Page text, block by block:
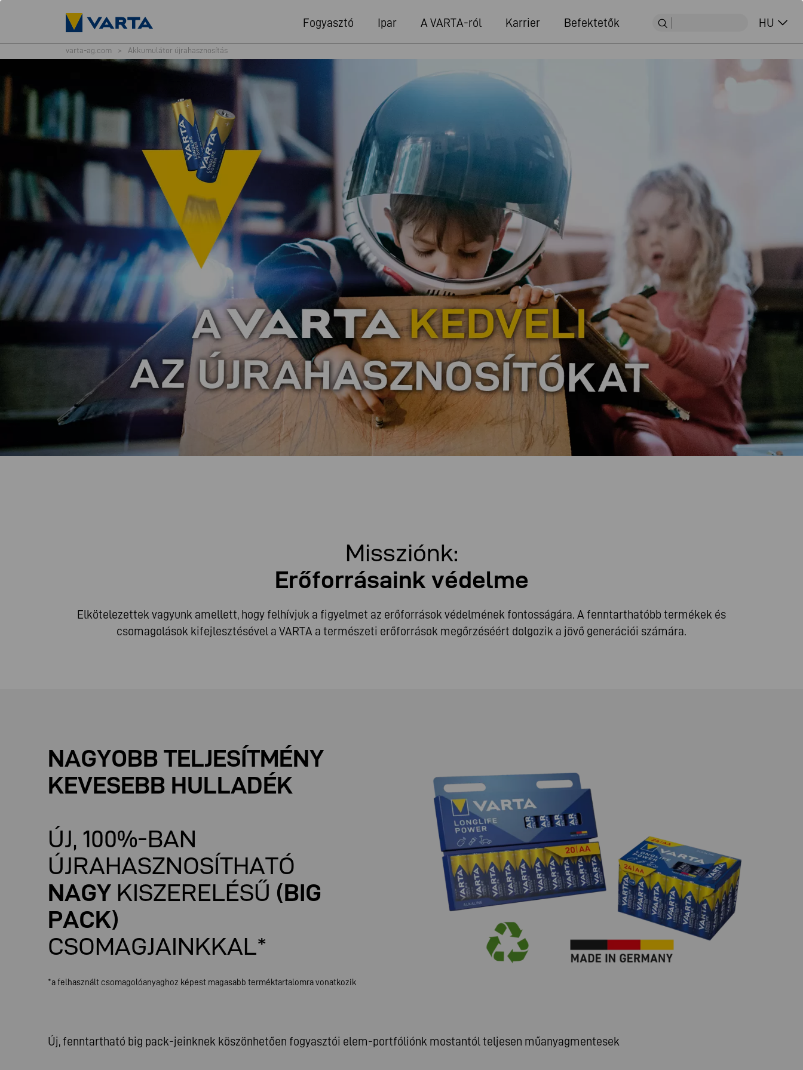
Fogyasztó Ipar A VARTA-ról Karrier Befektetők HU
varta-ag.com > Akkumulátor újrahasznosítás
Missziónk:
Erőforrásaink védelme
Elkötelezettek vagyunk amellett, hogy felhívjuk a figyelmet az erőforrások védelmének fontosságára. A fenntarthatóbb termékek és
csomagolások kifejlesztésével a VARTA a természeti erőforrások megőrzéséért dolgozik a jövő generációi számára.
NAGYOBB TELJESÍTMÉNY
KEVESEBB HULLADÉK
ÚJ, 100%-BAN
ÚJRAHASZNOSÍTHATÓ
NAGY KISZERELÉSŰ (BIG
PACK)
CSOMAGJAINKKAL*
*a felhasznált csomagolóanyaghoz képest magasabb terméktartalomra vonatkozik
Új, fenntartható big pack-jeinknek köszönhetően fogyasztói elem-portfóliónk mostantól teljesen műanyagmentesek